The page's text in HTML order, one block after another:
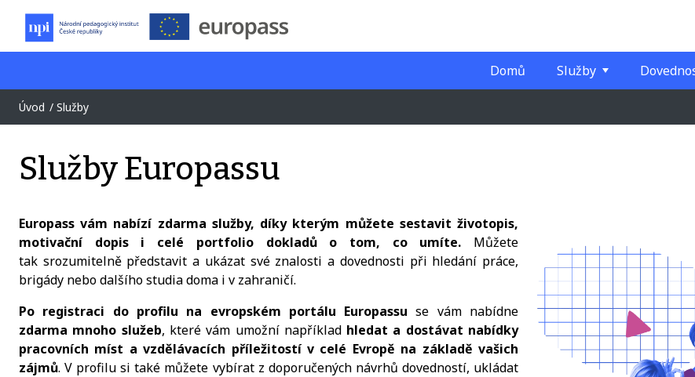
Domů Služby
Úvod Služby
Služby Europassu
Europass vám nabízí zdarma služby, díky kterým můžete sestavit životopis,
motivační dopis i celé portfolio dokladů o tom, co umíte. Můžete
tak srozumitelně představit a ukázat své znalosti a dovednosti při hledání práce,
brigády nebo dalšího studia doma i v zahraničí.
Po registraci do profilu na evropském portálu Europassu se vám nabídne
zdarma mnoho služeb, které vám umožní například hledat a dostávat nabídky
pracovních míst a vzdělávacích příležitostí v celé Evropě na základě vašich
zájmů. V profilu si také můžete vybírat z doporučených návrhů dovedností, ukládat